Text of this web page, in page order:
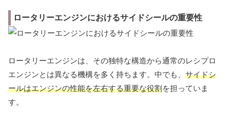
ロータリーエンジンにおけるサイドシールの重要性
ロータリーエンジンは、その独特な構造から通常のレシプロ
エンジンとは異なる機構を多く持ちます。中でも、 サイドシ
ールはエンジンの性能を左右する重要な役割を担っていま
す。